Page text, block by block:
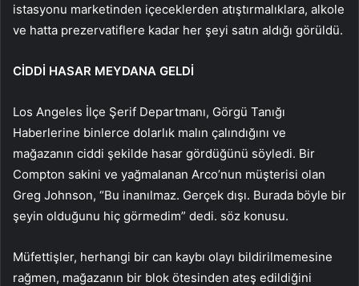
istasyonu marketinden içeceklerden atıştırmalıklara, alkole
ve hatta prezervatiflere kadar her şeyi satın aldığı görüldü.
CİDDİ HASAR MEYDANA GELDİ
Los Angeles İlçe Şerif Departmanı, Görgü Tanığı
Haberlerine binlerce dolarlık malın çalındığını ve
mağazanın ciddi şekilde hasar gördüğünü söyledi. Bir
Compton sakini ve yağmalanan Arco’nun müşterisi olan
Greg Johnson, “Bu inanılmaz. Gerçek dışı. Burada böyle bir
şeyin olduğunu hiç görmedim” dedi. söz konusu.
Müfettişler, herhangi bir can kaybı olayı bildirilmemesine
rağmen, mağazanın bir blok ötesinden ateş edildiğini